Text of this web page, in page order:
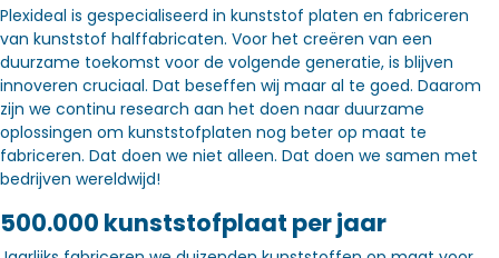
Plexideal is gespecialiseerd in kunststof platen en fabriceren
van kunststof halffabricaten. Voor het creëren van een
duurzame toekomst voor de volgende generatie, is blijven
innoveren cruciaal. Dat beseffen wij maar al te goed. Daarom
zijn we continu research aan het doen naar duurzame
oplossingen om kunststofplaten nog beter op maat te
fabriceren. Dat doen we niet alleen. Dat doen we samen met
bedrijven wereldwijd!
500.000 kunststofplaat per jaar